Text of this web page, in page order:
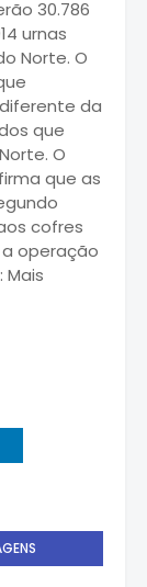
30.786
urnas
Norte. O
da
que
O
que as
cofres
operação
Mais